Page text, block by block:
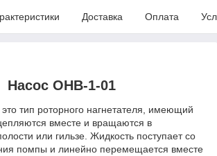
Доставка Оплата
Насос ОНВ-1-01
тип роторного нагнетателя, имеющий
вместе и вращаются в
или гильзе. Жидкость поступает со
помпы и линейно перемещается вместе